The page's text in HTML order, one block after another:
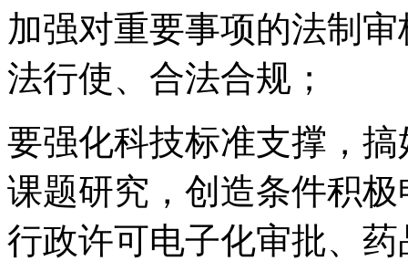
加强对重要事项的法制
法行使、合法合规；
要强化科技标准支撑，搞
课题研究，创造条件积
行政许可电子化审批、